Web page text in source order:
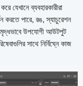
যেখানে ব্যবহারকারীরা
করতে পারে, রঙ, স্যাচুরেশন
উপযোগী আউটপুট
সাথে নির্বিঘ্নে কাজ